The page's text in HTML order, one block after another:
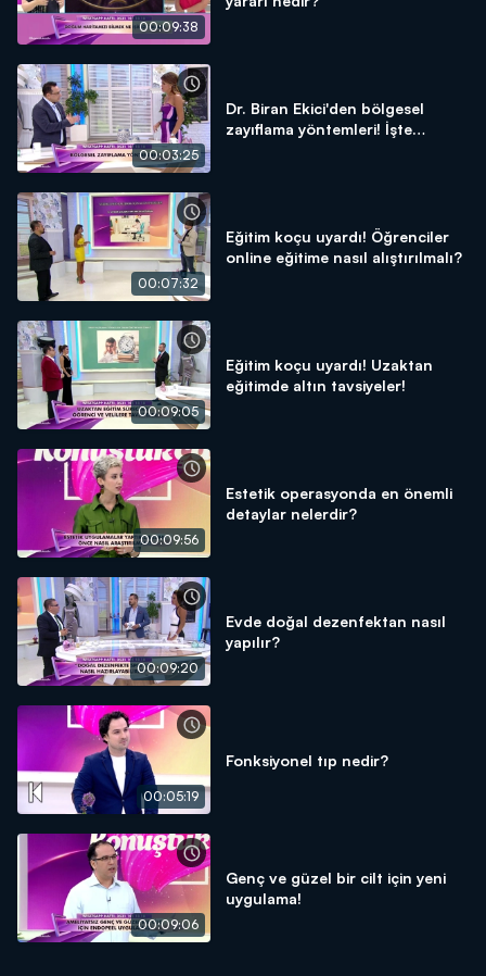
00:09:38
00:03:25
Dr. Biran Ekici'den bölgesel
zayıflama yöntemleri! İşte
00:07:32
Eğitim koçu uyardı! Öğrenciler
online eğitime nasıl alıştırılmalı?
00:09:05
Eğitim koçu uyardı! Uzaktan
eğitimde altın tavsiyeler!
00:09:56
Estetik operasyonda en önemli
detaylar nelerdir?
00:09:20
Evde doğal dezenfektan nasıl
yapılır?
00:05:19
Fonksiyonel tıp nedir?
00:09:06
Genç ve güzel bir cilt için yeni
uygulama!